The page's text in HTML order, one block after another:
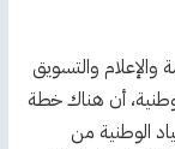
والتسويق
أن هناك خطة
الوطنية من